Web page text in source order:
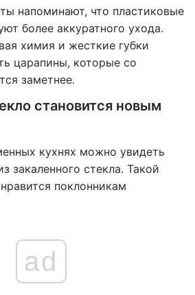
напоминают, что пластиковые
более аккуратного ухода.
химия и жесткие губки
царапины, которые со
заметнее.
становится новым
кухнях можно увидеть
закаленного стекла. Такой
поклонникам
ad